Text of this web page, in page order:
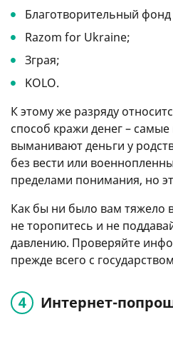
Благотворительный
Razom for Ukraine;
Зграя;
KOLO.
К этому же разряду
способ кражи денег –
выманивают деньги у
без вести или
пределами понимания, но
Как бы ни было вам тяжело
не торопитесь и не
давлению. Проверяйте
прежде всего с
Интернет-